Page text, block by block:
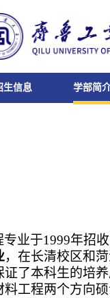
生信息 学部简
业于1999年招
，在长清校区和
证了本科生的培
工程两个方向